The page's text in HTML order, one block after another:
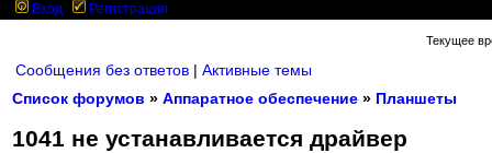
Вход Регистрация
Текущее
Сообщения без ответов | Активные темы
Список форумов » Аппаратное обеспечение » Планшеты
1041 не устанавливается драйвер